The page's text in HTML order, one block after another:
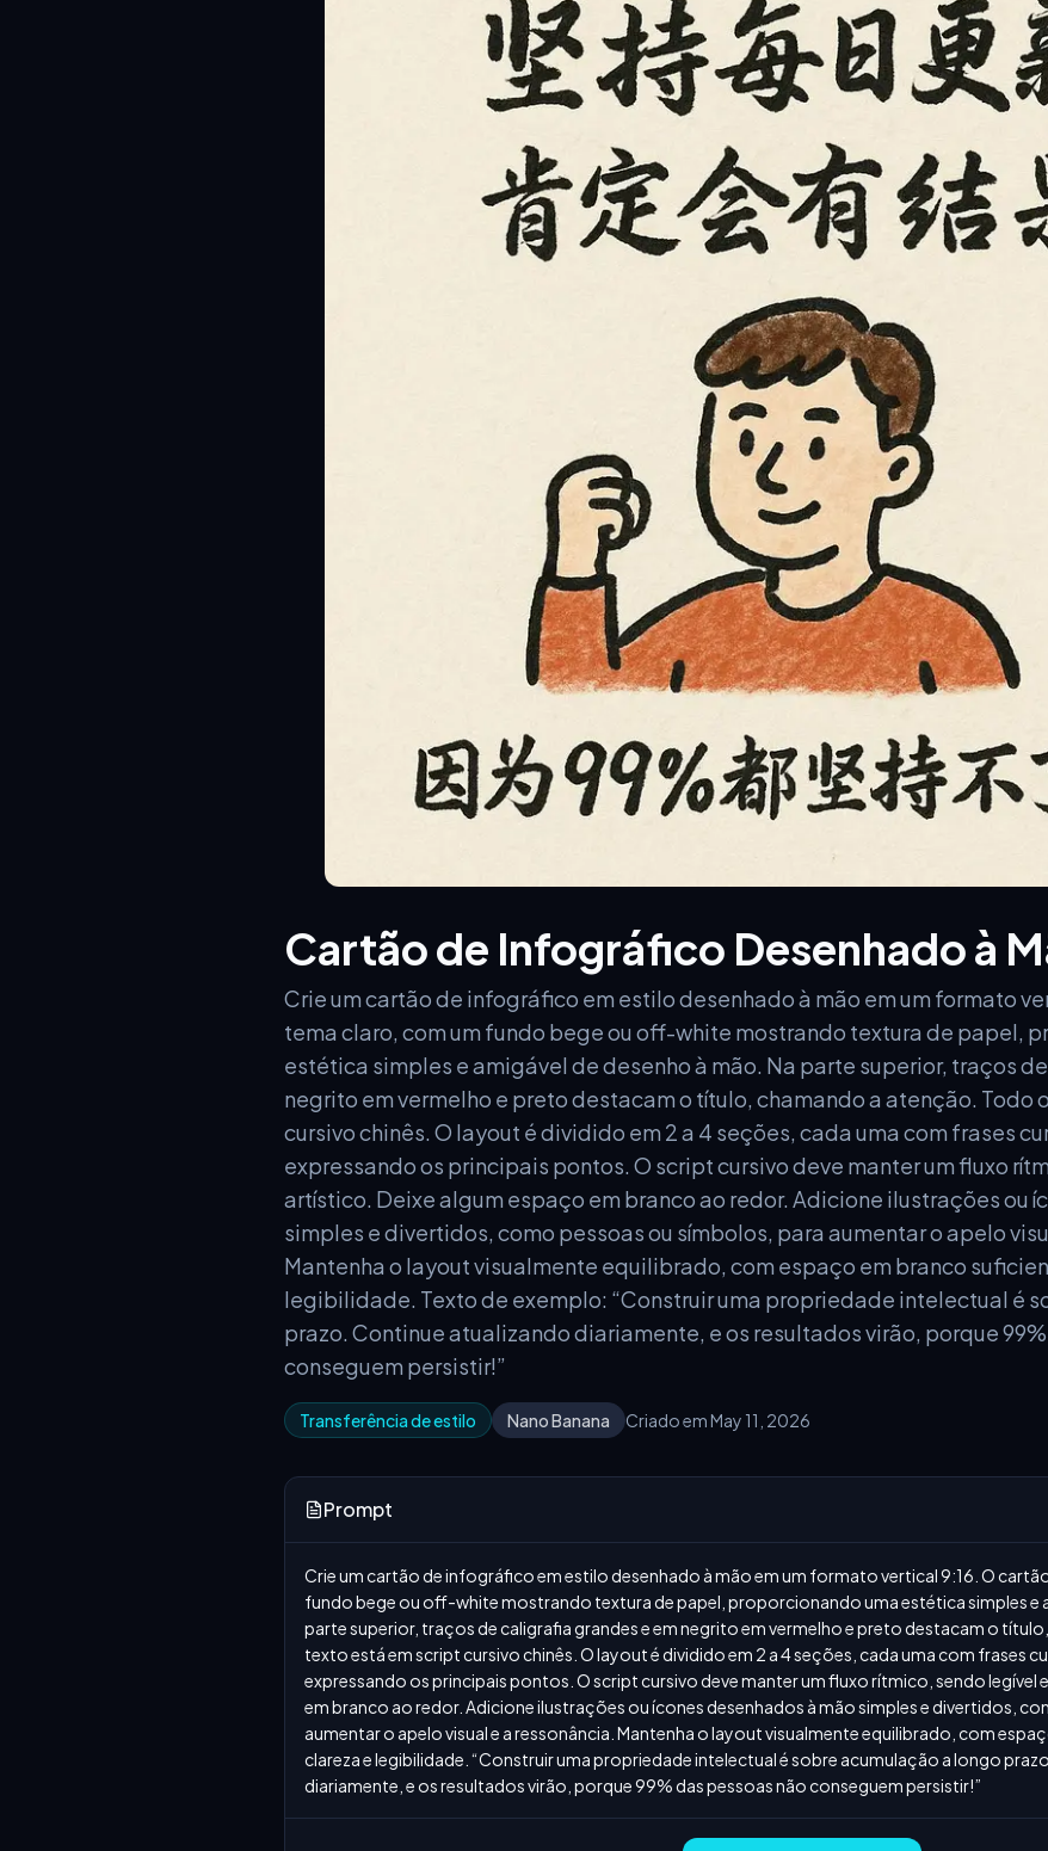
Cartão de Infográfico Desenhado à
Crie um cartão de infográfico em estilo desenhado à mão em um formato
tema claro, com um fundo bege ou off-white mostrando textura de papel,
estética simples e amigável de desenho à mão. Na parte superior, traços
negrito em vermelho e preto destacam o título, chamando a atenção. Todo
cursivo chinês. O layout é dividido em 2 a 4 seções, cada uma com frases
expressando os principais pontos. O script cursivo deve manter um fluxo
artístico. Deixe algum espaço em branco ao redor. Adicione ilustrações ou
simples e divertidos, como pessoas ou símbolos, para aumentar o apelo
Mantenha o layout visualmente equilibrado, com espaço em branco
legibilidade. Texto de exemplo: “Construir uma propriedade intelectual é
prazo. Continue atualizando diariamente, e os resultados virão, porque
conseguem persistir!”
Transferência de estilo Nano Banana Criado em May 11, 2026
Prompt
Crie um cartão de infográfico em estilo desenhado à mão em um formato vertical 9:16. O
fundo bege ou off-white mostrando textura de papel, proporcionando uma estética simples e
parte superior, traços de caligrafia grandes e em negrito em vermelho e preto destacam o
texto está em script cursivo chinês. O layout é dividido em 2 a 4 seções, cada uma com frases
expressando os principais pontos. O script cursivo deve manter um fluxo rítmico, sendo legível
em branco ao redor. Adicione ilustrações ou ícones desenhados à mão simples e divertidos,
aumentar o apelo visual e a ressonância. Mantenha o layout visualmente equilibrado, com
clareza e legibilidade. “Construir uma propriedade intelectual é sobre acumulação a longo
diariamente, e os resultados virão, porque 99% das pessoas não conseguem persistir!”